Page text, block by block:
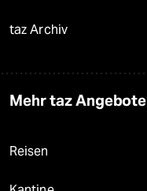
taz Archiv
Mehr taz Angebote
Reisen